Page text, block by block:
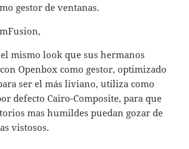
gestor de ventanas.
mismo look que sus hermanos
Openbox como gestor, optimizado
ser el más liviano, utiliza como
defecto Cairo-Composite, para que
mas humildes puedan gozar de
vistosos.